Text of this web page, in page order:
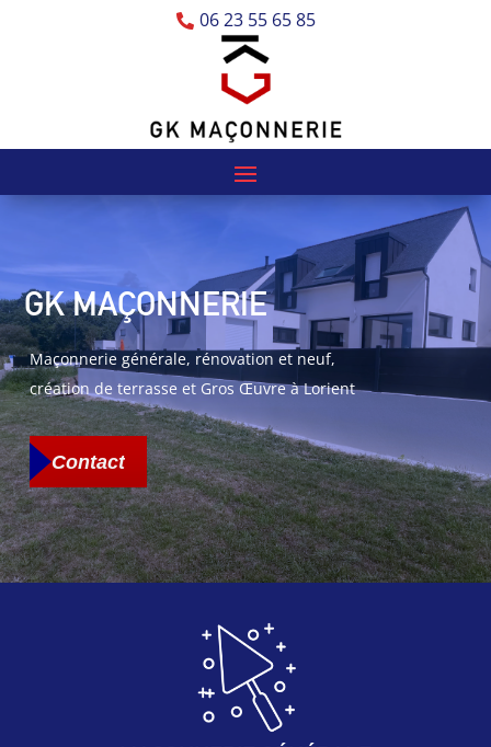
 06 23 55 65 85
GK MAÇONNERIE
Maçonnerie générale, rénovation et neuf,
création de terrasse et Gros Œuvre à Lorient
Contact